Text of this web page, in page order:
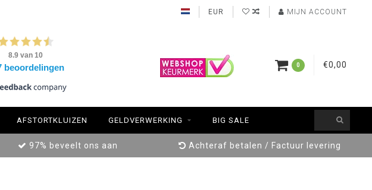
EUR MIJN ACCOUNT
0 €0,00
AFSTORTKLUIZEN GELDVERWERKING BIG SALE
97% beveelt ons aan Achteraf betalen / Factuur levering